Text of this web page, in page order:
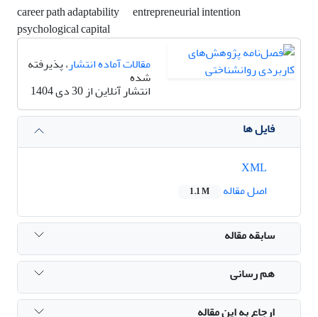
career path adaptability
entrepreneurial intention
psychological capital
مقالات آماده انتشار، پذیرفته
شده
انتشار آنلاین از 30 دی 1404
فایل ها
اصل مقاله
1.1 M
سابقه مقاله
هم رسانی
ارجاع به این مقاله